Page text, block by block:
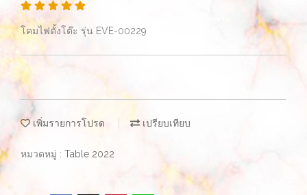
โคมไฟตั้งโต๊ะ รุ่น EVE-00229
เพิ่มรายการโปรด เปรียบเทียบ
หมวดหมู่ : Table 2022